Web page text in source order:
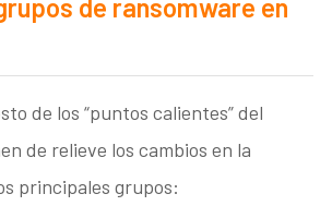
de ransomware en
de los “puntos calientes” del
de relieve los cambios en la
principales grupos: